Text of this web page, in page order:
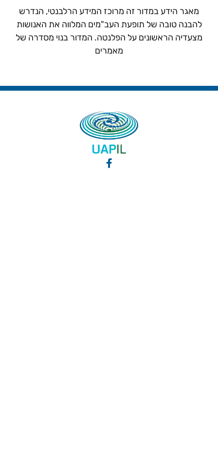
מאגר הידע במדור זה מרוכז המידע הרלבנטי, הנדרש
להבנה טובה של תופעת העב"מים המלווה את האנושות
מצעדיה הראשונים על הפלנטה. המדור בנוי מסדרה של
מאמרים